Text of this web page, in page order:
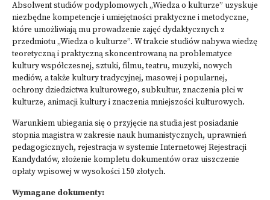
Absolwent studiów podyplomowych „Wiedza o kulturze” uzyskuje
niezbędne kompetencje i umiejętności praktyczne i metodyczne,
które umożliwiają mu prowadzenie zajęć dydaktycznych z
przedmiotu „Wiedza o kulturze”. W trakcie studiów nabywa wiedzę
teoretyczną i praktyczną skoncentrowaną na problematyce
kultury współczesnej, sztuki, filmu, teatru, muzyki, nowych
mediów, a także kultury tradycyjnej, masowej i popularnej,
ochrony dziedzictwa kulturowego, subkultur, znaczenia płci w
kulturze, animacji kultury i znaczenia mniejszości kulturowych.
Warunkiem ubiegania się o przyjęcie na studia jest posiadanie
stopnia magistra w zakresie nauk humanistycznych, uprawnień
pedagogicznych, rejestracja w systemie Internetowej Rejestracji
Kandydatów, złożenie kompletu dokumentów oraz uiszczenie
opłaty wpisowej w wysokości 150 złotych.
Wymagane dokumenty: